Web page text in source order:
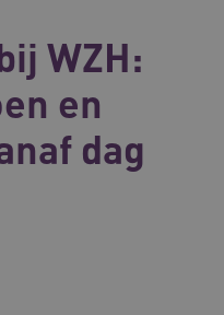
WZH:
en
dag